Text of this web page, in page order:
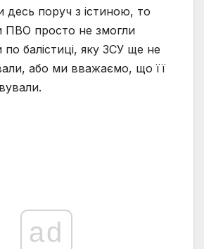
десь поруч з істиною, то
ПВО просто не змогли
балістиці, яку ЗСУ ще не
або ми вважаємо, що її
ad